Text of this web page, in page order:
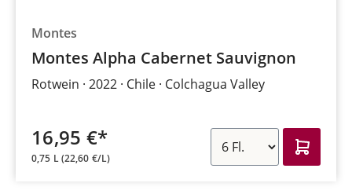
Montes
Montes Alpha Cabernet Sauvignon
Rotwein 2022 Chile Colchagua Valley
16,95 €*
0,75 L(22,60 €/L)